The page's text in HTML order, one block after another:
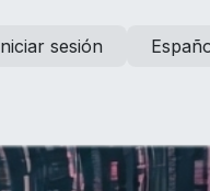
sesión